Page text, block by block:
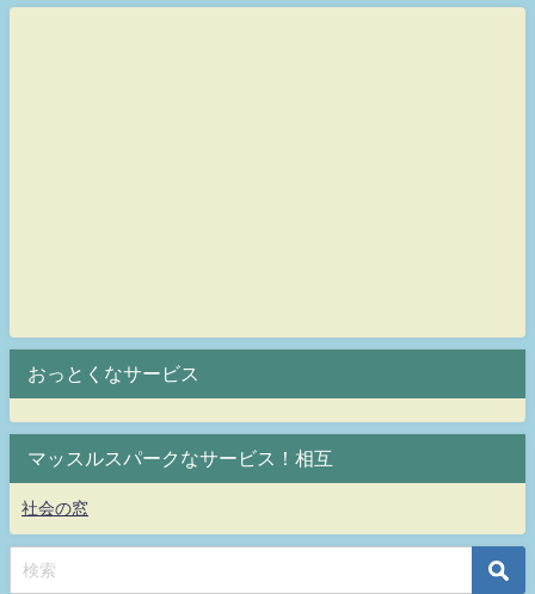
おっとくなサービス
マッスルスパークなサービス！相互
社会の窓